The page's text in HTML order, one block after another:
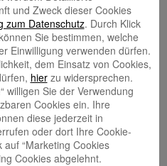
und Zweck dieser Cookies
zum Datenschutz. Durch Klick
Sie bestimmen, welche
Einwilligung verwenden dürfen.
dem Einsatz von Cookies,
hierzu widersprechen.
willigen Sie der Verwendung
Cookies ein. Ihre
diese jederzeit in
oder dort Ihre Cookie-
“Marketing Cookies
Cookies abgelehnt.